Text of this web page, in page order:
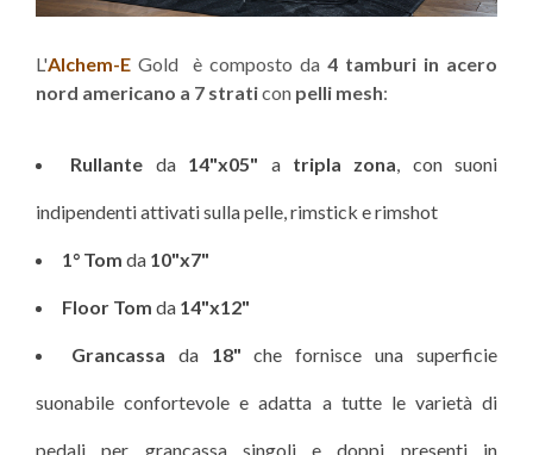
L'Alchem-E Gold è composto da 4 tamburi in acero
nord americano a 7 straticon pelli mesh:
Rullante da 14"x05" a tripla zona, con suoni
indipendenti attivati ​​sulla pelle, rimstick e rimshot
1° Tom da 10"x7"
Floor Tom da 14"x12"
Grancassa da 18" che fornisce una superficie
suonabile confortevole e adatta a tutte le varietà di
pedali per grancassa singoli e doppi presenti in